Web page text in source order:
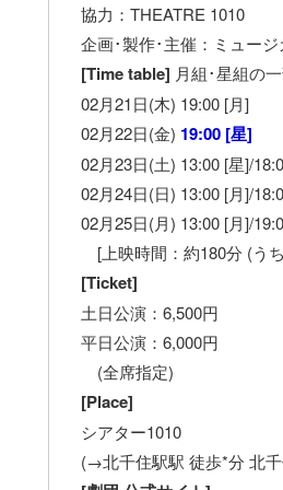
協力：THEATRE 1010
企画･製作･主催：ミュージ
[Time table] 月組･星組の
02月21日(木) 19:00 [月]
02月22日(金) 19:00 [星]
02月23日(土) 13:00 [星]/
02月24日(日) 13:00 [月]/
02月25日(月) 13:00 [月]/
[上映時間：約180分 (う
[Ticket]
土日公演：6,500円
平日公演：6,000円
(全席指定)
[Place]
シアター1010
(→北千住駅駅 徒歩*分 北